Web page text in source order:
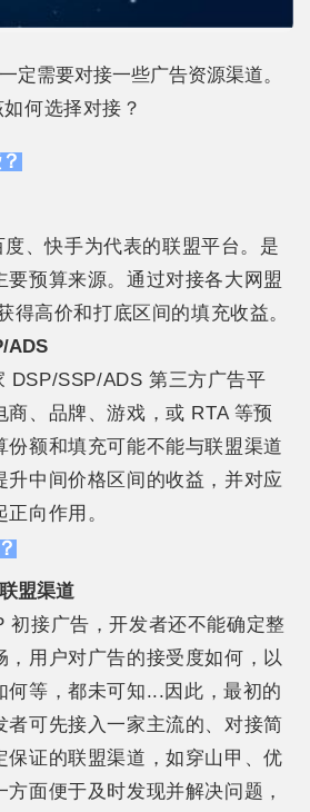
定需要对接一些广告资源渠道。
何选择对接？
、快手为代表的联盟平台。是
要预算来源。通过对接各大网盟
得高价和打底区间的填充收益。
ADS
DSP/SSP/ADS 第三方广告平
商、品牌、游戏，或 RTA 等预
份额和填充可能不能与联盟渠道
升中间价格区间的收益，并对应
向作用。
盟渠道
初接广告，开发者还不能确定整
，用户对广告的接受度如何，以
何等，都未可知...因此，最初的
者可先接入一家主流的、对接简
保证的联盟渠道，如穿山甲、优
面便于及时发现并解决问题，